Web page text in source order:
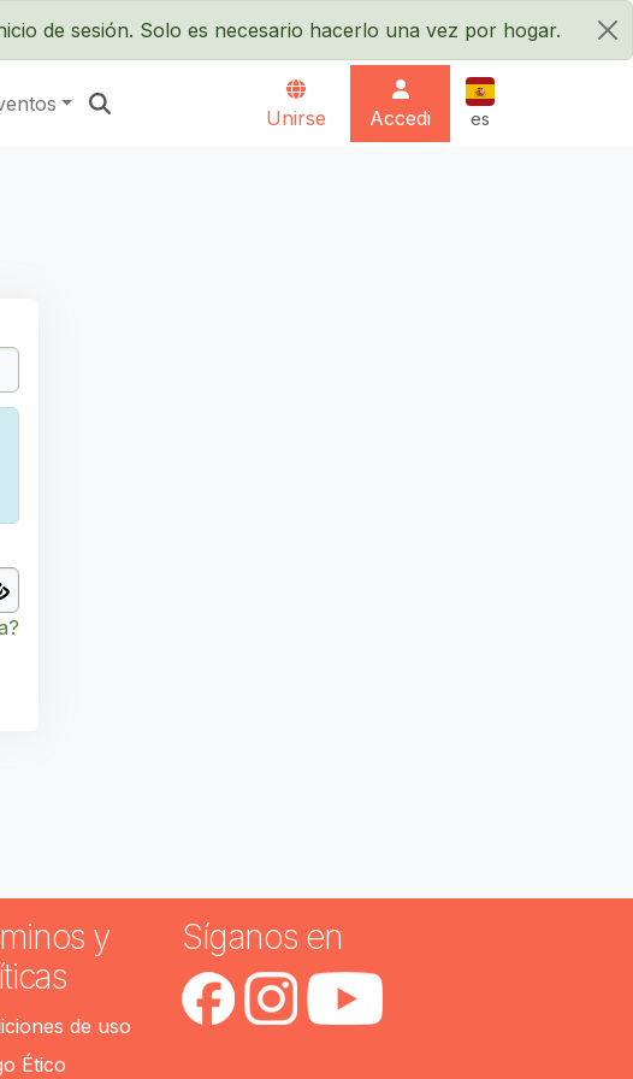
×
de sesión. Solo es necesario hacerlo una vez por hogar.
Unirse Accedi es
Español
y
de uso
Ético
Síganos en